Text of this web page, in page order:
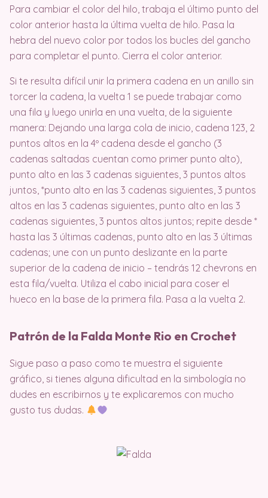
Para cambiar el color del hilo, trabaja el último punto del
color anterior hasta la última vuelta de hilo. Pasa la
hebra del nuevo color por todos los bucles del gancho
para completar el punto. Cierra el color anterior.
Si te resulta difícil unir la primera cadena en un anillo sin
torcer la cadena, la vuelta 1 se puede trabajar como
una fila y luego unirla en una vuelta, de la siguiente
manera: Dejando una larga cola de inicio, cadena 123, 2
puntos altos en la 4º cadena desde el gancho (3
cadenas saltadas cuentan como primer punto alto),
punto alto en las 3 cadenas siguientes, 3 puntos altos
juntos, *punto alto en las 3 cadenas siguientes, 3 puntos
altos en las 3 cadenas siguientes, punto alto en las 3
cadenas siguientes, 3 puntos altos juntos; repite desde *
hasta las 3 últimas cadenas, punto alto en las 3 últimas
cadenas; une con un punto deslizante en la parte
superior de la cadena de inicio – tendrás 12 chevrons en
esta fila/vuelta. Utiliza el cabo inicial para coser el
hueco en la base de la primera fila. Pasa a la vuelta 2.
Patrón de la Falda Monte Rio en Crochet
Sigue paso a paso como te muestra el siguiente
gráfico, si tienes alguna dificultad en la simbología no
dudes en escribirnos y te explicaremos con mucho
gusto tus dudas.